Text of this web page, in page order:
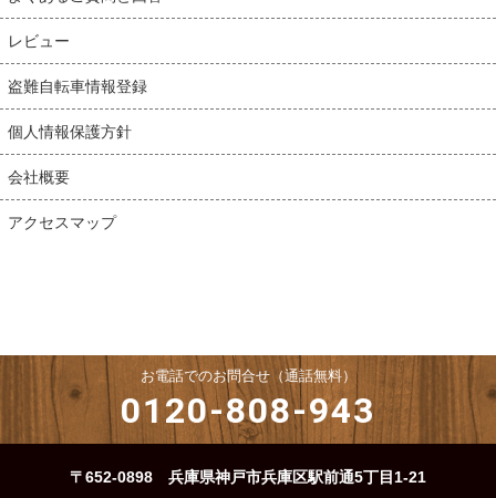
レビュー
盗難自転車情報登録
個人情報保護方針
会社概要
アクセスマップ
お電話でのお問合せ（通話無料）
0120-808-943
〒652-0898 兵庫県神戸市兵庫区駅前通5丁目1-21